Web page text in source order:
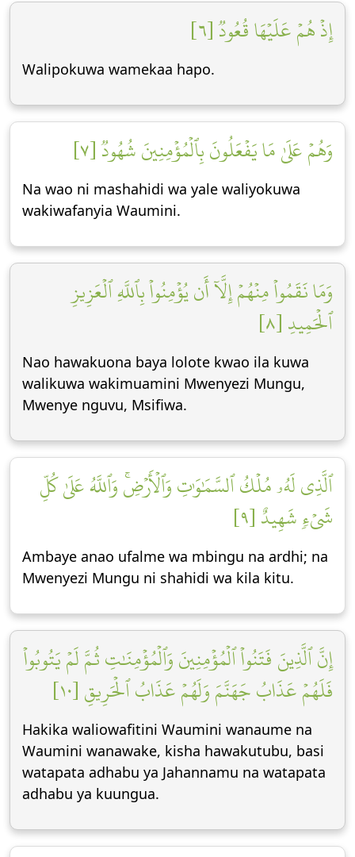
إِذۡ هُمۡ عَلَيۡهَا قُعُودٞ [٦]
Walipokuwa wamekaa hapo.
وَهُمۡ عَلَىٰ مَا يَفۡعَلُونَ بِٱلۡمُؤۡمِنِينَ شُهُودٞ [٧]
Na wao ni mashahidi wa yale waliyokuwa
wakiwafanyia Waumini.
وَمَا نَقَمُواْ مِنۡهُمۡ إِلَّآ أَن يُؤۡمِنُواْ بِٱللَّهِ ٱلۡعَزِيزِ
ٱلۡحَمِيدِ [٨]
Nao hawakuona baya lolote kwao ila kuwa
walikuwa wakimuamini Mwenyezi Mungu,
Mwenye nguvu, Msifiwa.
ٱلَّذِي لَهُۥ مُلۡكُ ٱلسَّمَٰوَٰتِ وَٱلۡأَرۡضِۚ وَٱللَّهُ عَلَىٰ كُلِّ
شَيۡءٖ شَهِيدٌ [٩]
Ambaye anao ufalme wa mbingu na ardhi; na
Mwenyezi Mungu ni shahidi wa kila kitu.
إِنَّ ٱلَّذِينَ فَتَنُواْ ٱلۡمُؤۡمِنِينَ وَٱلۡمُؤۡمِنَٰتِ ثُمَّ لَمۡ يَتُوبُواْ
فَلَهُمۡ عَذَابُ جَهَنَّمَ وَلَهُمۡ عَذَابُ ٱلۡحَرِيقِ [١٠]
Hakika waliowafitini Waumini wanaume na
Waumini wanawake, kisha hawakutubu, basi
watapata adhabu ya Jahannamu na watapata
adhabu ya kuungua.